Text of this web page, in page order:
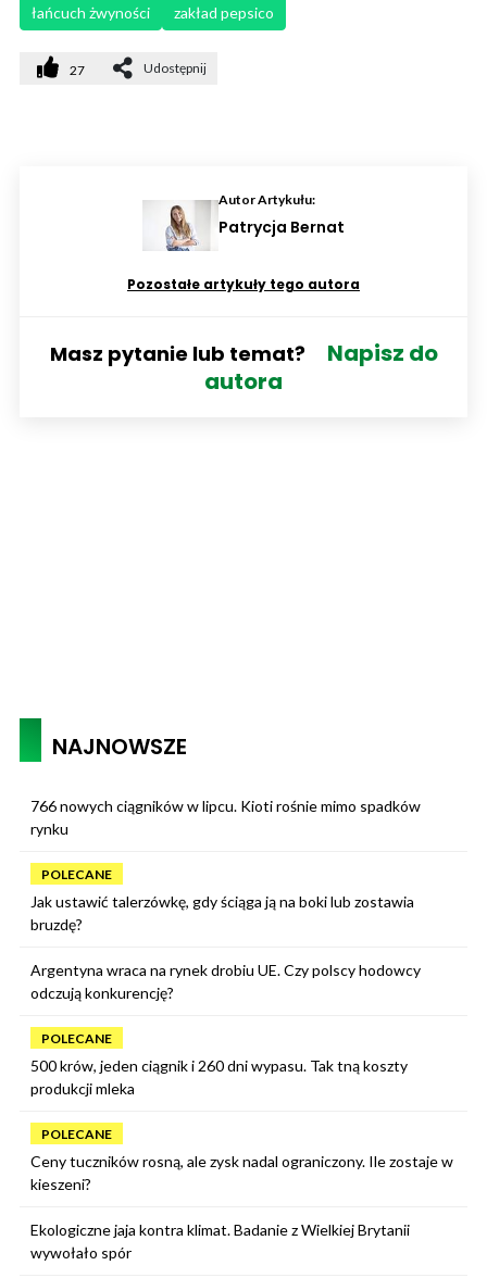
łańcuch żwyności zakład pepsico
27 Udostępnij
Autor Artykułu:
Patrycja Bernat
Pozostałe artykuły tego autora
Masz pytanie lub temat?
Napisz do
autora
NAJNOWSZE
766 nowych ciągników w lipcu. Kioti rośnie mimo spadków
rynku
POLECANE
Jak ustawić talerzówkę, gdy ściąga ją na boki lub zostawia
bruzdę?
Argentyna wraca na rynek drobiu UE. Czy polscy hodowcy
odczują konkurencję?
POLECANE
500 krów, jeden ciągnik i 260 dni wypasu. Tak tną koszty
produkcji mleka
POLECANE
Ceny tuczników rosną, ale zysk nadal ograniczony. Ile zostaje w
kieszeni?
Ekologiczne jaja kontra klimat. Badanie z Wielkiej Brytanii
wywołało spór